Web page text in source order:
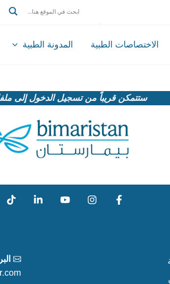
الاختصاصات الطبية المدونة الطبية
ستتمكن قريباً من تسجيل الدخول إلى